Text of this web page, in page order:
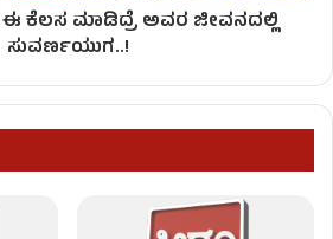
ಈ ಕೆಲಸ ಮಾಡಿದ್ರೆ ಅವರ ಜೀವನದಲ್ಲಿ
ಸುವರ್ಣಯುಗ..!